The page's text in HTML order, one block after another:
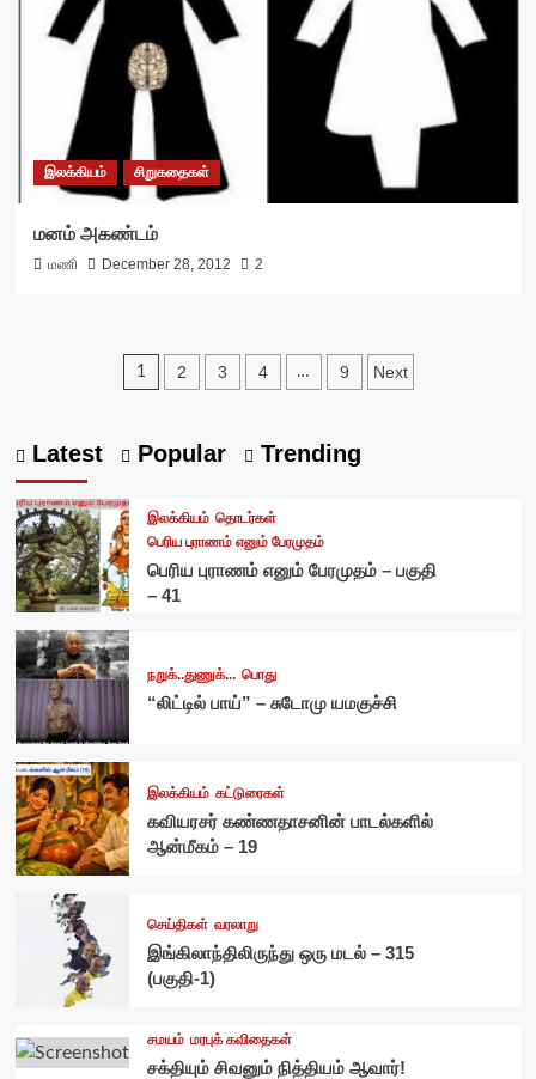
இலக்கியம் சிறுகதைகள்
மனம் அகண்டம்
மணி December 28, 2012 2
Posts
1 2 3 4 … 9 Next
Latest Popular Trending
இலக்கியம் தொடர்கள்
பெரிய புராணம் எனும் பேரமுதம்
பெரிய புராணம் எனும் பேரமுதம் – பகுதி
– 41
நறுக்..துணுக்... பொது
“லிட்டில் பாய்” – சுடோமு யமகுச்சி
இலக்கியம் கட்டுரைகள்
கவியரசர் கண்ணதாசனின் பாடல்களில்
ஆன்மீகம் – 19
செய்திகள் வரலாறு
இங்கிலாந்திலிருந்து ஒரு மடல் – 315
(பகுதி-1)
சமயம் மரபுக் கவிதைகள்
சக்தியும் சிவனும் நித்தியம் ஆவார்!